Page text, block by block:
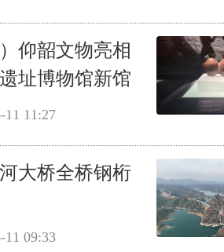
仰韶文物亮相
址博物馆新馆
11 11:27
大桥全桥钢桁
11 09:33